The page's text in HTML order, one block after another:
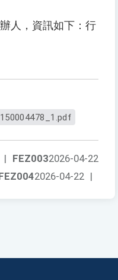
人，資訊如下：行
FEZ0032026-04-22
|
2026-04-22 |